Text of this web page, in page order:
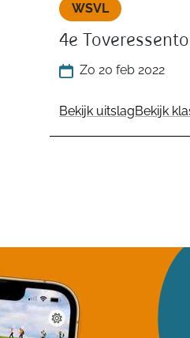
WSVL
4e
Zo 20 feb 2022
Bekijk uitslagBekijk